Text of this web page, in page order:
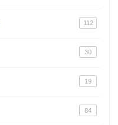
112
30
19
84